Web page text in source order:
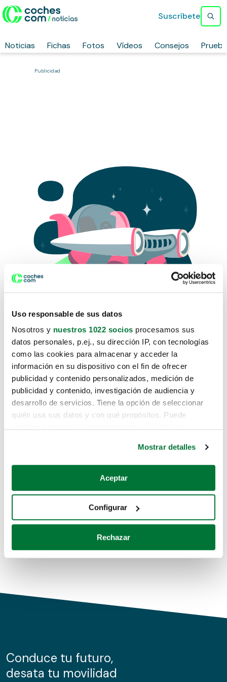
Uso responsable de sus datos
Nosotros y nuestros 1022 socios procesamos sus
datos personales, p.ej., su dirección IP, con tecnologías
como las cookies para almacenar y acceder la
información en su dispositivo con el fin de ofrecer
publicidad y contenido personalizados, medición de
publicidad y contenido, investigación de audiencia y
desarrollo de servicios. Tiene la opción de seleccionar
quién usa sus datos y con qué propósitos. Puede
Si lo permite, también quisiéramos:
Recopilar información sobre su ubicación geográfica
Identificar su dispositivo analizándolo activamente
para buscar características específicas (huellas
Obtenga más información sobre cómo se procesan sus
de cookies.
información sobre el uso que haga del sitio web con
nuestros partners de redes sociales, publicidad y análisis
Mostrar detalles
Aceptar
Configurar
Rechazar
Noticias Fichas Fotos Vídeos Consejos
Suscríbete
Publicidad
Lo sentimos, no sabemos como
te hemos traido hasta aquí.
Pero puedes encontrar el coche que estás
buscando en alguno de estos enlaces:
Coches de segunda mano
Coches de km0
Conduce tu futuro,
desata tu movilidad